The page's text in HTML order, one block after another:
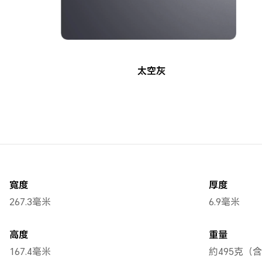
太空灰
寬度
267.3毫米
高度
167.4毫米
厚度
6.9毫米
重量
約495克（